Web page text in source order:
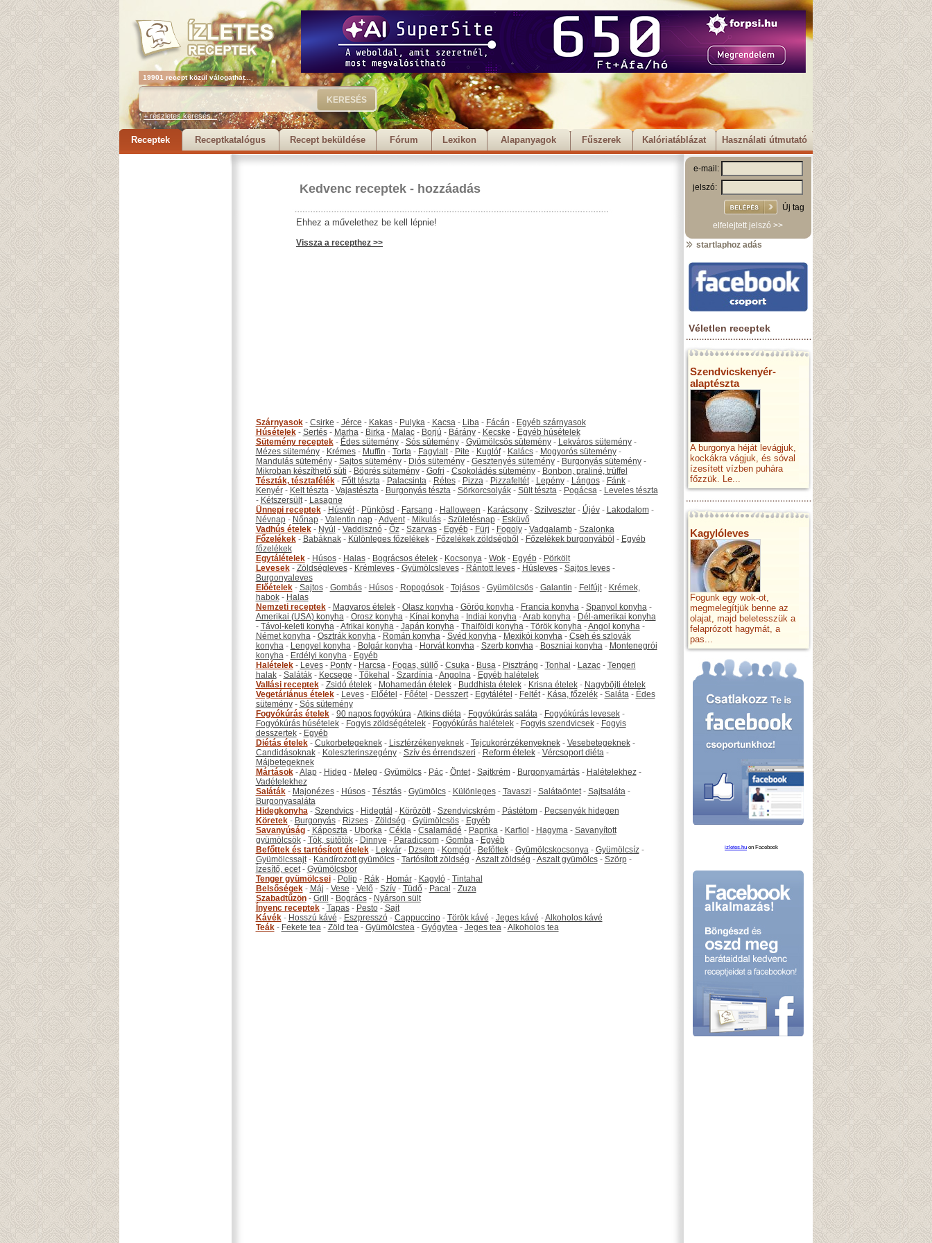
19901 recept közül válogathat...
+ részletes keresés...
Receptek Receptkatalógus Recept beküldése Fórum Lexikon Alapanyagok Fűszerek Kalóriatáblázat Használati útmutató
Kedvenc receptek - hozzáadás
Ehhez a művelethez be kell lépnie!
Vissza a recepthez >>
Szárnyasok- Csirke - Jérce - Kakas- Pulyka- Kacsa- Liba- Fácán - Egyéb szárnyasok
Húsételek- Sertés- Marha- Birka- Malac- Borjú - Bárány- Kecske - Egyéb húsételek
Sütemény receptek- Édes sütemény- Sós sütemény- Gyümölcsös sütemény- Lekváros sütemény-
Mézes sütemény- Krémes- Muffin - Torta- Fagylalt- Pite - Kuglóf- Kalács- Mogyorós sütemény-
Mandulás sütemény- Sajtos sütemény- Diós sütemény- Gesztenyés sütemény- Burgonyás sütemény-
Mikroban készíthető süti - Bögrés sütemény- Gofri - Csokoládés sütemény- Bonbon, praliné, trüffel
Tészták, tésztafélék- Főtt tészta- Palacsinta- Rétes- Pizza- Pizzafeltét- Lepény- Lángos- Fánk-
Kenyér- Kelt tészta- Vajastészta- Burgonyás tészta- Sörkorcsolyák- Sült tészta- Pogácsa- Leveles tészta
- Kétszersült- Lasagne
Ünnepi receptek- Húsvét- Pünkösd - Farsang - Halloween - Karácsony- Szilveszter- Újév- Lakodalom-
Névnap- Nőnap- Valentin nap-Advent- Mikulás- Születésnap- Esküvő
Vadhús ételek- Nyúl - Vaddisznó- Őz- Szarvas- Egyéb- Fürj - Fogoly- Vadgalamb- Szalonka
Főzelékek- Babáknak- Különleges főzelékek- Főzelékek zöldségből - Főzelékek burgonyából - Egyéb
főzelékek
Egytálételek- Húsos- Halas- Bográcsos ételek- Kocsonya- Wok- Egyéb- Pörkölt
Levesek- Zöldségleves- Krémleves- Gyümölcsleves- Rántott leves- Húsleves- Sajtos leves-
Burgonyaleves
Előételek- Sajtos- Gombás- Húsos- Ropogósok- Tojásos- Gyümölcsös- Galantin - Felfújt- Krémek,
habok- Halas
Nemzeti receptek- Magyaros ételek- Olasz konyha- Görög konyha- Francia konyha- Spanyol konyha-
Amerikai (USA) konyha- Orosz konyha- Kínai konyha- Indiai konyha-Arab konyha- Dél-amerikai konyha
- Távol-keleti konyha-Afrikai konyha- Japán konyha- Thaiföldi konyha- Török konyha-Angol konyha-
Német konyha- Osztrák konyha- Román konyha- Svéd konyha- Mexikói konyha- Cseh és szlovák
konyha- Lengyel konyha- Bolgár konyha- Horvát konyha- Szerb konyha- Boszniai konyha- Montenegrói
konyha- Erdélyi konyha- Egyéb
Halételek- Leves- Ponty- Harcsa- Fogas, süllő- Csuka- Busa- Pisztráng - Tonhal - Lazac- Tengeri
halak- Saláták- Kecsege - Tőkehal - Szardínia-Angolna- Egyéb halételek
Vallási receptek- Zsidó ételek- Mohamedán ételek- Buddhista ételek- Krisna ételek- Nagyböjti ételek
Vegetáriánus ételek- Leves- Előétel - Főétel - Desszert- Egytálétel - Feltét- Kása, főzelék- Saláta- Édes
sütemény- Sós sütemény
Fogyókúrás ételek- 90 napos fogyókúra-Atkins diéta- Fogyókúrás saláta- Fogyókúrás levesek-
Fogyókúrás húsételek- Fogyis zöldségételek- Fogyókúrás halételek- Fogyis szendvicsek- Fogyis
desszertek- Egyéb
Diétás ételek- Cukorbetegeknek- Lisztérzékenyeknek- Tejcukorérzékenyeknek- Vesebetegeknek-
Candidásoknak- Koleszterinszegény- Szív és érrendszeri - Reform ételek- Vércsoport diéta-
Májbetegeknek
Mártások-Alap- Hideg - Meleg - Gyümölcs- Pác- Öntet- Sajtkrém- Burgonyamártás- Halételekhez-
Vadételekhez
Saláták- Majonézes- Húsos- Tésztás- Gyümölcs- Különleges- Tavaszi - Salátaöntet- Sajtsaláta-
Burgonyasaláta
Hidegkonyha- Szendvics- Hidegtál - Körözött- Szendvicskrém- Pástétom- Pecsenyék hidegen
Köretek- Burgonyás- Rizses- Zöldség - Gyümölcsös- Egyéb
Savanyúság- Káposzta- Uborka- Cékla- Csalamádé - Paprika- Karfiol - Hagyma- Savanyított
gyümölcsök- Tök, sütőtök- Dinnye - Paradicsom- Gomba- Egyéb
Befőttek és tartósított ételek- Lekvár- Dzsem- Kompót- Befőttek- Gyümölcskocsonya- Gyümölcsíz-
Gyümölcssajt- Kandírozott gyümölcs- Tartósított zöldség -Aszalt zöldség -Aszalt gyümölcs- Szörp-
Ízesítő, ecet- Gyümölcsbor
Tenger gyümölcsei- Polip- Rák- Homár- Kagyló- Tintahal
Belsőségek- Máj - Vese - Velő- Szív- Tüdő- Pacal - Zuza
Szabadtűzön- Grill - Bogrács- Nyárson sült
Ínyenc receptek- Tapas- Pesto- Sajt
Kávék- Hosszú kávé - Eszpresszó- Cappuccino- Török kávé - Jeges kávé -Alkoholos kávé
Teák- Fekete tea- Zöld tea- Gyümölcstea- Gyógytea- Jeges tea-Alkoholos tea
e-mail:
jelszó:
Új tag
elfelejtett jelszó >>
startlaphoz adás
Véletlen receptek
Szendvicskenyér-
alaptészta
A burgonya héját levágjuk,
kockákra vágjuk, és sóval
ízesített vízben puhára
főzzük. Le...
Kagylóleves
Fogunk egy wok-ot,
megmelegítjük benne az
olajat, majd beletesszük a
felaprózott hagymát, a
pas...
izletes.hu on Facebook